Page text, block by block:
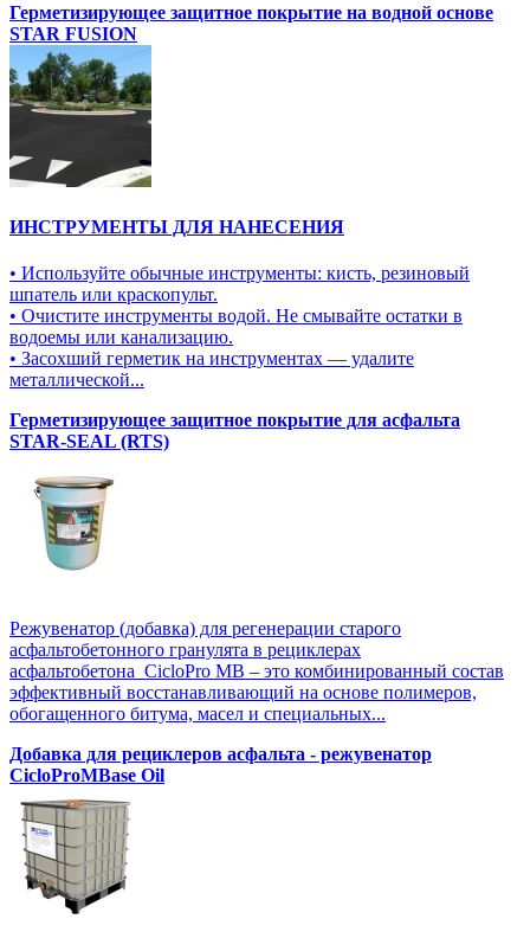
Герметизирующее защитное покрытие на водной основе
STAR FUSION
ИНСТРУМЕНТЫ ДЛЯ НАНЕСЕНИЯ
• Используйте обычные инструменты: кисть, резиновый
шпатель или краскопульт.
• Очистите инструменты водой. Не смывайте остатки в
водоемы или канализацию.
• Засохший герметик на инструментах — удалите
металлической...
Герметизирующее защитное покрытие для асфальта
STAR-SEAL (RTS)
Режувенатор (добавка) для регенерации старого
асфальтобетонного гранулята в рециклерах
асфальтобетона CicloPro MB – это комбинированный состав
эффективный восстанавливающий на основе полимеров,
обогащенного битума, масел и специальных...
Добавка для рециклеров асфальта - режувенатор
CicloProMBase Oil